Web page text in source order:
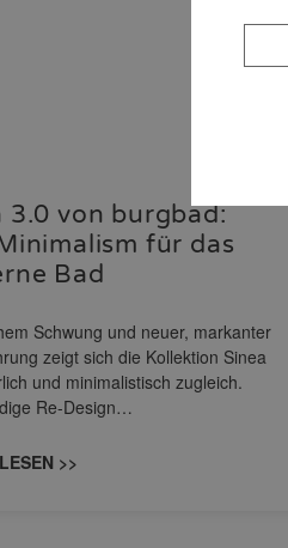
3.0 von burgbad:
für das
Bad
Schwung und neuer, markanter
zeigt sich die Kollektion Sinea
und minimalistisch zugleich.
Re-Design…
>>